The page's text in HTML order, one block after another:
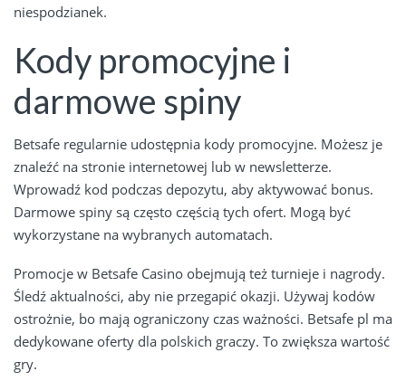
niespodzianek.
Kody promocyjne i
darmowe spiny
Betsafe regularnie udostępnia kody promocyjne. Możesz je
znaleźć na stronie internetowej lub w newsletterze.
Wprowadź kod podczas depozytu, aby aktywować bonus.
Darmowe spiny są często częścią tych ofert. Mogą być
wykorzystane na wybranych automatach.
Promocje w Betsafe Casino obejmują też turnieje i nagrody.
Śledź aktualności, aby nie przegapić okazji. Używaj kodów
ostrożnie, bo mają ograniczony czas ważności. Betsafe pl ma
dedykowane oferty dla polskich graczy. To zwiększa wartość
gry.